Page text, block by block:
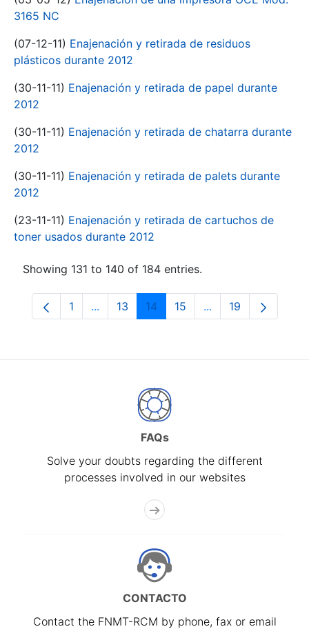
3165 NC
(07-12-11) Enajenación y retirada de residuos
plásticos durante 2012
(30-11-11) Enajenación y retirada de papel durante
2012
(30-11-11) Enajenación y retirada de chatarra durante
2012
(30-11-11) Enajenación y retirada de palets durante
2012
(23-11-11) Enajenación y retirada de cartuchos de
toner usados durante 2012
Showing 131 to 140 of 184 entries.
Page
1 ...Intermediate Pages Use TAB to navigate.
Page
13 Page
14 Page
15 ...Intermediate
Page
19
FAQs
Solve your doubts regarding the different
processes involved in our websites
CONTACTO
Contact the FNMT-RCM by phone, fax or email